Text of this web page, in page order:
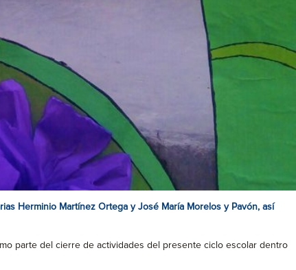
Herminio Martínez Ortega y José María Morelos y Pavón, así
parte del cierre de actividades del presente ciclo escolar dentro